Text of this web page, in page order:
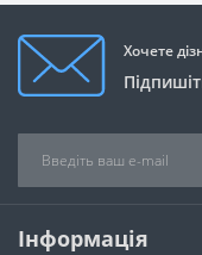
Хочете
Інформація